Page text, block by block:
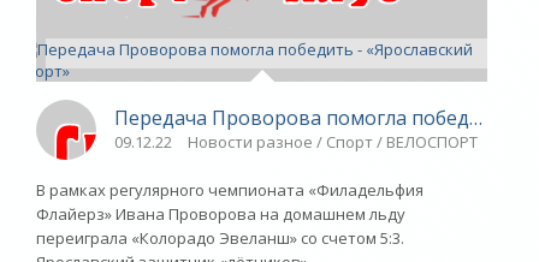
Передача Проворова помогла победить -
09.12.22 Новости разное / Спорт / ВЕЛОСПОРТ
В рамках регулярного чемпионата «Филадельфия
Флайерз» Ивана Проворова на домашнем льду
переиграла «Колорадо Эвеланш» со счетом 5:3.